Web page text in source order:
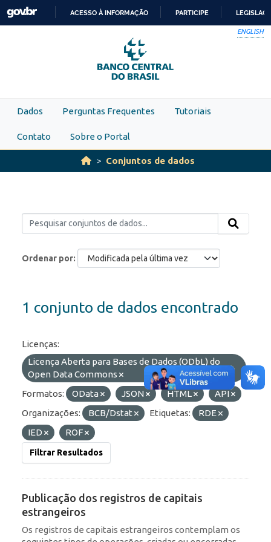
Skip to main content
PARA
O
CONTEÚDO
ACESSO À INFORMAÇÃO PARTICIPE
ENGLISH
Dados Perguntas Frequentes Tutoriais
Contato Sobre o Portal
Conjuntos de dados
Ordenar por
1 conjunto de dados encontrado
Licenças:
Licença Aberta para Bases de Dados (ODbL) do
Open Data Commons
Formatos:
OData JSON HTML
API
Organizações:
BCB/Dstat Etiquetas:
RDE
IED
ROF
Filtrar Resultados
Publicação dos registros de capitais
estrangeiros
Os registros de capitais estrangeiros contemplam os